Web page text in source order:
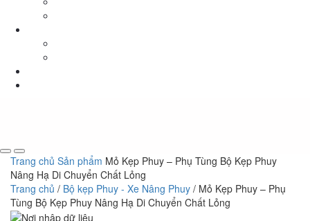
Trang chủ Sản phẩm Mỏ Kẹp Phuy – Phụ Tùng Bộ Kẹp Phuy
Nâng Hạ Di Chuyển Chất Lỏng
Trang chủ / Bộ kẹp Phuy - Xe Nâng Phuy / Mỏ Kẹp Phuy – Phụ
Tùng Bộ Kẹp Phuy Nâng Hạ Di Chuyển Chất Lỏng